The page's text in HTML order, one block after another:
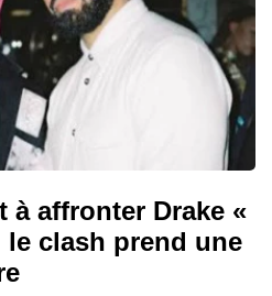
à affronter Drake «
le clash prend une